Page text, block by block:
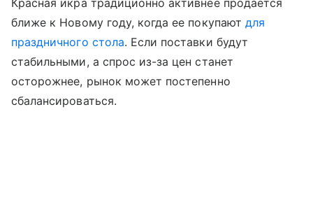
Красная икра традиционно активнее продается
ближе к Новому году, когда ее покупают для
праздничного стола. Если поставки будут
стабильными, а спрос из-за цен станет
осторожнее, рынок может постепенно
сбалансироваться.